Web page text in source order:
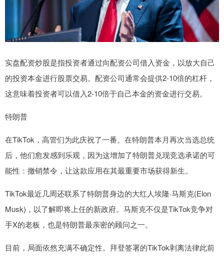
实盘配资炒股是指投资者通过向配资公司借入资金，以放大自己
的投资本金进行股票交易。配资公司通常会提供2-10倍的杠杆，
这意味着投资者可以借入2-10倍于自己本金的资金进行交易。
特朗普
在TikTok，高管们为此庆祝了一番。在特朗普本月再次当选总统
后，他们愈发感到乐观，因为这增加了特朗普兑现竞选承诺的可
能性：撤销禁令，让这款应用在其最重要市场获得新生。
TikTok最近几周还联系了特朗普身边的大红人埃隆·马斯克(Elon
Musk)，以了解即将上任的新政府。马斯克不仅是TikTok竞争对
手X的老板，也是特朗普最亲密的顾问之一。
目前，局面依然充满不确定性。拜登签署的TikTok剥离法律此前